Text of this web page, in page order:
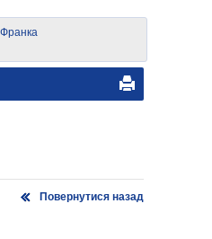
Повернутися назад